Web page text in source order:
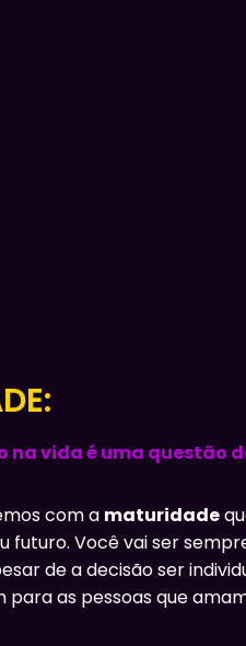
na vida é uma questão
com a maturidade
futuro. Você vai ser
de a decisão ser
para as pessoas que